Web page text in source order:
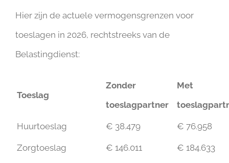
Hier zijn de actuele vermogensgrenzen voor
toeslagen in 2026, rechtstreeks van de
Belastingdienst:
Toeslag
Zonder
toeslagpartner
Met
Huurtoeslag € 38.479 € 76.958
Zorgtoeslag € 146.011 € 184.633